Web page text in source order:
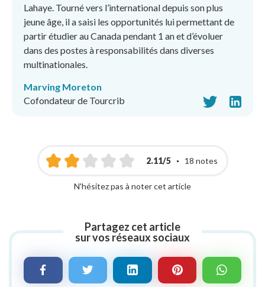
Lahaye. Tourné vers l’international depuis son plus
jeune âge, il a saisi les opportunités lui permettant de
partir étudier au Canada pendant 1 an et d’évoluer
dans des postes à responsabilités dans diverses
multinationales.
Marving Moreton
Cofondateur de Tourcrib
2.11/5 18 notes
N'hésitez pas à noter cet article
Partagez cet article
sur vos réseaux sociaux